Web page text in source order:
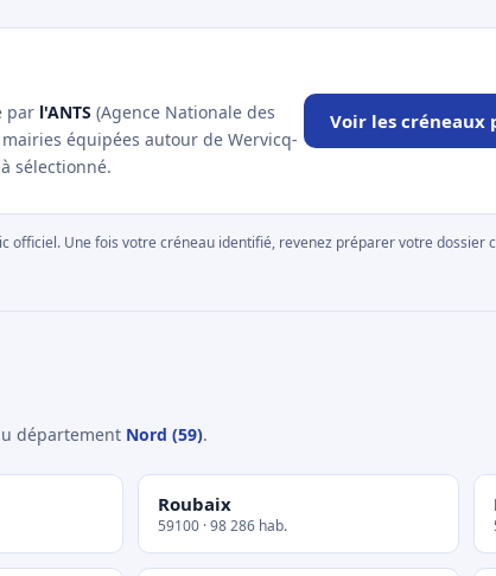
par l'ANTS (Agence Nationale des
équipées autour de Wervicq-
sélectionné.
Voir les créneaux
officiel. Une fois votre créneau identifié, revenez préparer votre dossier
département Nord (59).
Roubaix
59100 · 98 286 hab.